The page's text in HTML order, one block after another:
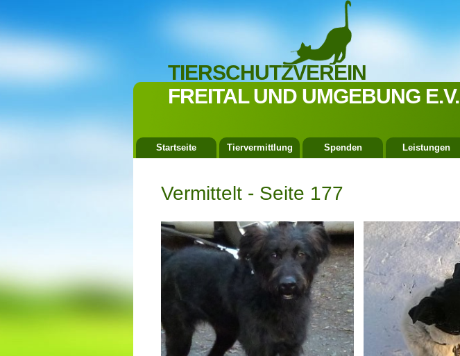
TIERSCHUTZVEREIN
FREITAL UND UMGEBUNG E.V.
Startseite Tiervermittlung Spenden Leistungen
Vermittelt - Seite 177